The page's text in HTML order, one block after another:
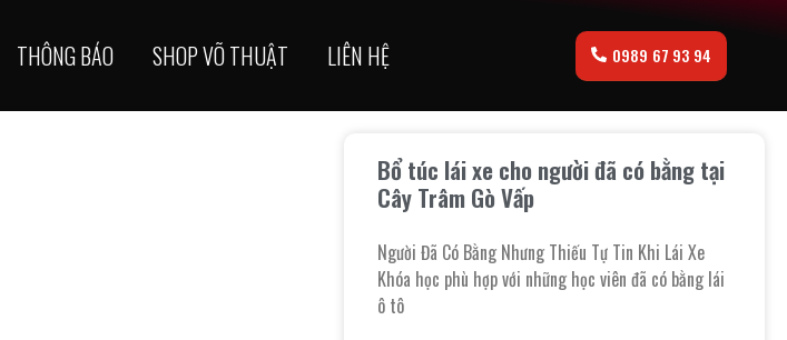
THÔNG BÁO SHOP VÕ THUẬT LIÊN HỆ 0989 67 93 94
Bổ túc lái xe cho người đã có bằng tại
Cây Trâm Gò Vấp
Người Đã Có Bằng Nhưng Thiếu Tự Tin Khi Lái Xe
Khóa học phù hợp với những học viên đã có bằng lái
ô tô